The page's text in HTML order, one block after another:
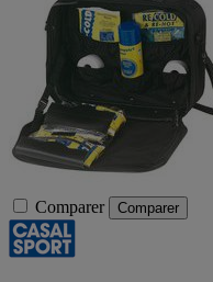
Comparer Comparer